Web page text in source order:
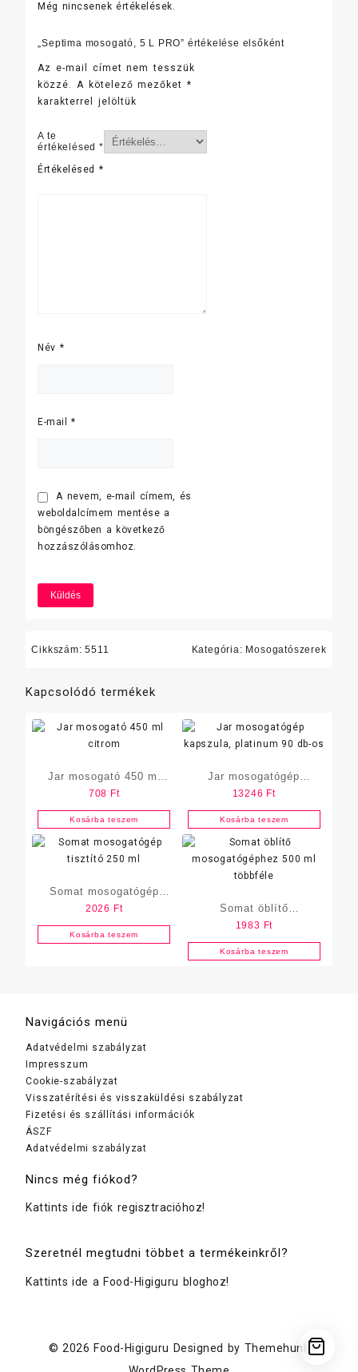
Még nincsenek értékelések.
„Septima mosogató, 5 L PRO” értékelése elsőként
Az e-mail címet nem tesszük
közzé. A kötelező mezőket *
karakterrel jelöltük
A te
értékelésed*
Értékelésed *
Név *
E-mail*
A nevem, e-mail címem, és
weboldalcímem mentése a
böngészőben a következő
hozzászólásomhoz.
Cikkszám:5511 Kategória: Mosogatószerek
Kapcsolódó termékek
Jar mosogató 450 ml
citrom
708 Ft
Kosárba teszem
Jar mosogatógép
kapszula, platinum 90
db-os
13246 Ft
Kosárba teszem
Somat mosogatógép
tisztító 250 ml
2026 Ft
Kosárba teszem
Somat öblítő
mosogatógéphez 500 ml
többféle
1983 Ft
Kosárba teszem
Navigációs menü
Adatvédelmi szabályzat
Impresszum
Cookie-szabályzat
Visszatérítési és visszaküldési szabályzat
Fizetési és szállítási információk
ÁSZF
Adatvédelmi szabályzat
Nincs még fiókod?
Kattints ide fiók regisztracióhoz!
Szeretnél megtudni többet a termékeinkről?
Kattints ide a Food-Higiguru bloghoz!
© 2026 Food-Higiguru Designed by Themehunk